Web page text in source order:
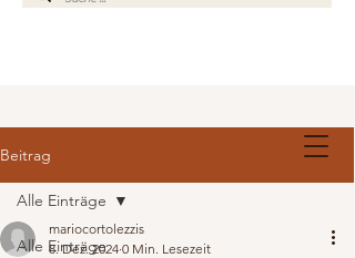
Beitrag
Alle Einträge
Alle Einträge
mariocortolezzis
8. Dez. 2024 0 Min. Lesezeit